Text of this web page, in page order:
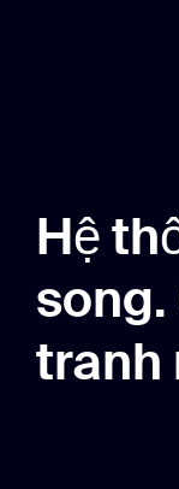
Hệ
song.
tranh